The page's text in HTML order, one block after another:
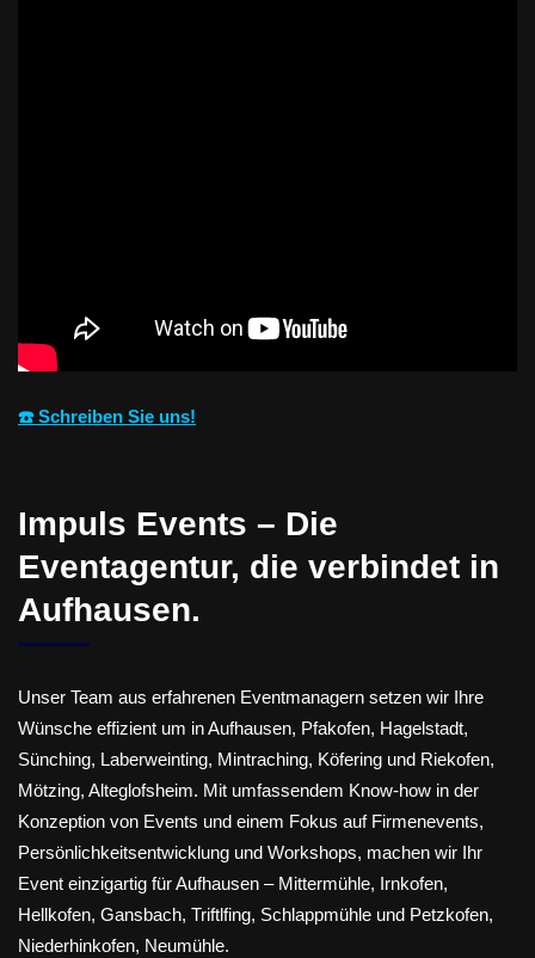
☎️ Schreiben Sie uns!
Impuls Events – Die
Eventagentur, die verbindet in
Aufhausen.
Unser Team aus erfahrenen Eventmanagern setzen wir Ihre
Wünsche effizient um in Aufhausen, Pfakofen, Hagelstadt,
Sünching, Laberweinting, Mintraching, Köfering und Riekofen,
Mötzing, Alteglofsheim. Mit umfassendem Know-how in der
Konzeption von Events und einem Fokus auf Firmenevents,
Persönlichkeitsentwicklung und Workshops, machen wir Ihr
Event einzigartig für Aufhausen – Mittermühle, Irnkofen,
Hellkofen, Gansbach, Triftlfing, Schlappmühle und Petzkofen,
Niederhinkofen, Neumühle.